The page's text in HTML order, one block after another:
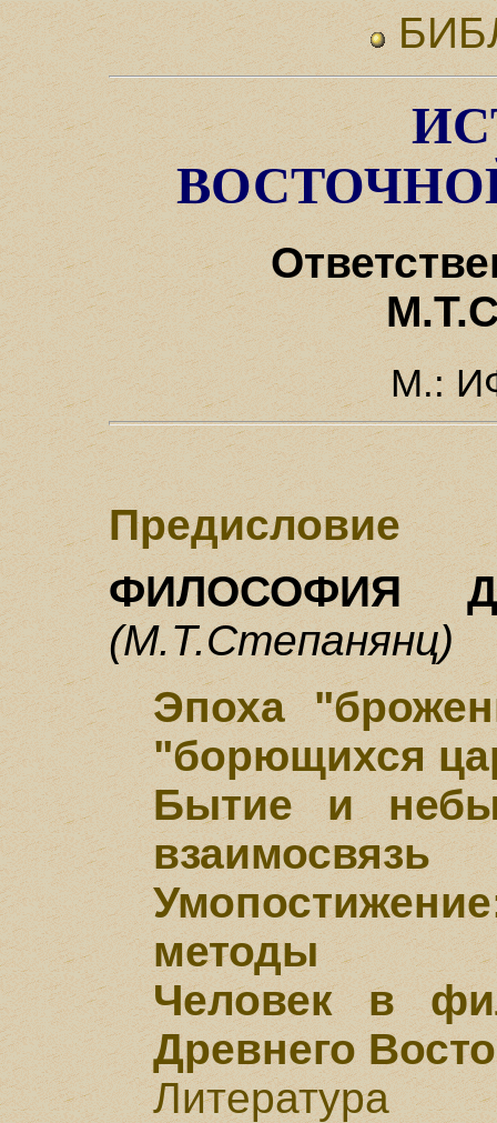
М.:
Предисловие
ФИЛОСОФИЯ
(М.Т.Степанянц)
Эпоха
"борющихся
Бытие и
взаимосвязь
методы
Человек в
Древнего
Литература